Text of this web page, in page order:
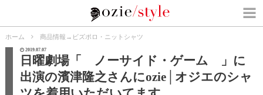
ホーム 商品情報 → ビズポロ・ニットシャツ
2019.07.07
日曜劇場「 ノーサイド・ゲーム 」に
出演の濱津隆之さんにozie│オジエのシャ